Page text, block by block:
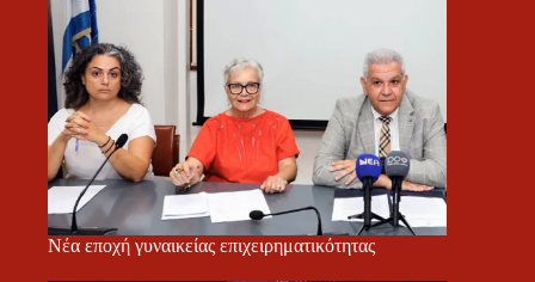
Νέα εποχή γυναικείας επιχειρηματικότητας